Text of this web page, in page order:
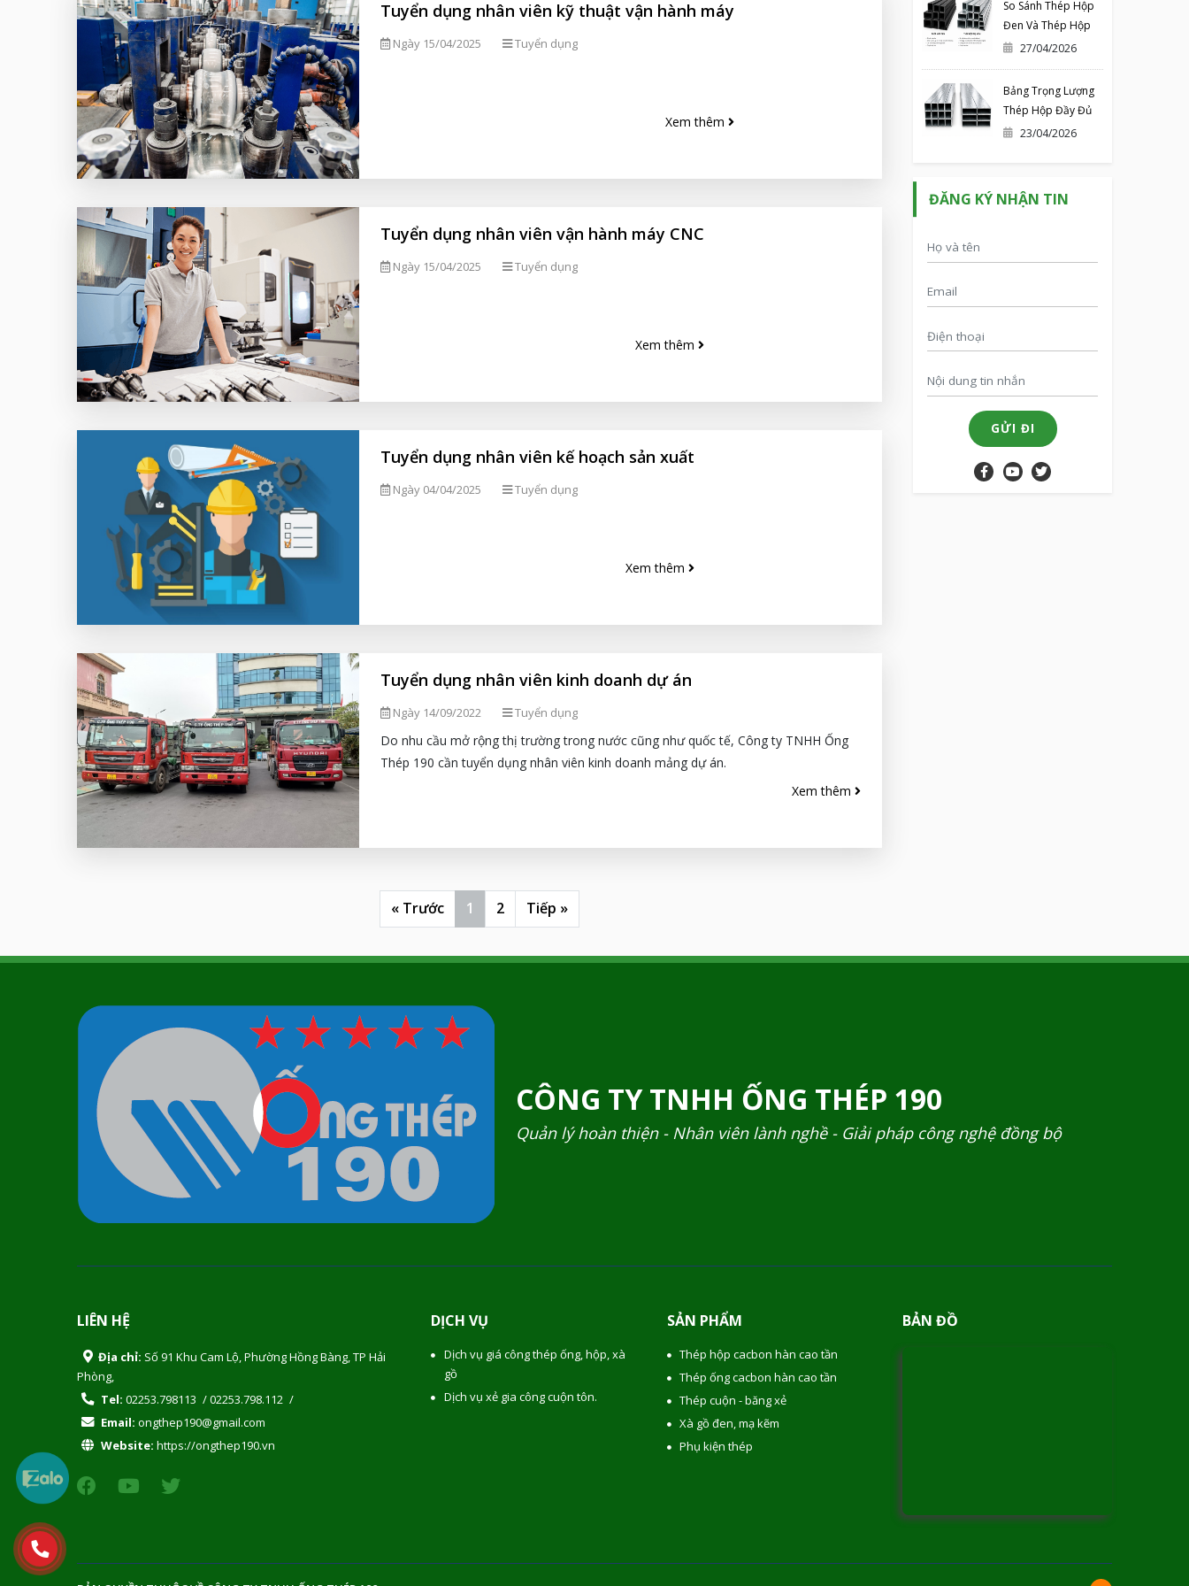
Tuyển dụng nhân viên kỹ thuật vận hành máy
Ngày 15/04/2025 Tuyển dụng
Xem thêm
Tuyển dụng nhân viên vận hành máy CNC
Ngày 15/04/2025 Tuyển dụng
Xem thêm
Tuyển dụng nhân viên kế hoạch sản xuất
Ngày 04/04/2025 Tuyển dụng
Xem thêm
Tuyển dụng nhân viên kinh doanh dự án
Ngày 14/09/2022 Tuyển dụng
Do nhu cầu mở rộng thị trường trong nước cũng như quốc tế, Công ty TNHH Ống
Thép 190 cần tuyển dụng nhân viên kinh doanh mảng dự án.
Xem thêm
« Trước 1 2 Tiếp »
So Sánh Thép Hộp
Đen Và Thép Hộp
Mạ Kẽm – Nên Chọn
Trình?
27/04/2026
Bảng Trọng Lượng
Thép Hộp Đầy Đủ
Mới Nhất 2026
23/04/2026
ĐĂNG KÝ NHẬN TIN
GỬI ĐI
CÔNG TY TNHH ỐNG THÉP 190
Quản lý hoàn thiện - Nhân viên lành nghề - Giải pháp công nghệ đồng bộ
LIÊN HỆ
Địa chỉ: Số 91 Khu Cam Lộ, Phường Hồng Bàng, TP Hải
Phòng,
Tel: 02253.798113 /02253.798.112 /
Email: ongthep190@gmail.com
Website: https://ongthep190.vn
DỊCH VỤ
Dịch vụ giá công thép ống, hộp, xà
gồ
Dịch vụ xẻ gia công cuộn tôn.
SẢN PHẨM
Thép hộp cacbon hàn cao tần
Thép ống cacbon hàn cao tần
Thép cuộn - băng xẻ
Xà gồ đen, mạ kẽm
Phụ kiện thép
BẢN ĐỒ